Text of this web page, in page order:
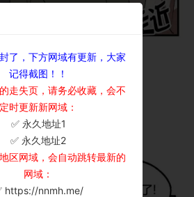
了，下方网域有更新，大家
记得截图！！
走失页，请务必收藏，会不
定时更新新网域：
✅ 永久地址1
✅ 永久地址2
区网域，会自动跳转最新的
网域：
https://nnmh.me/